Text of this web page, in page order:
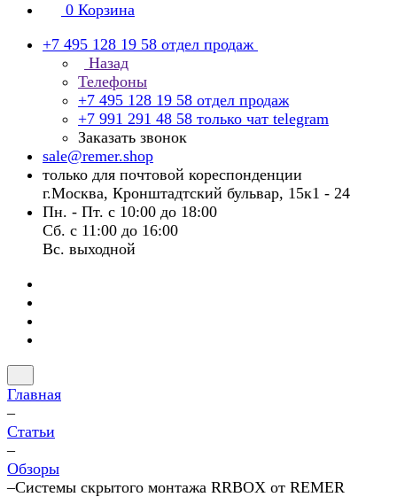
0 Корзина
+7 495 128 19 58 отдел продаж
Назад
Телефоны
+7 495 128 19 58 отдел продаж
+7 991 291 48 58 только чат telegram
Заказать звонок
sale@remer.shop
только для почтовой кореспонденции
г.Москва, Кронштадтский бульвар, 15к1 - 24
Пн. - Пт. с 10:00 до 18:00
Сб. с 11:00 до 16:00
Вс. выходной
Главная
–
Статьи
–
Обзоры
–Системы скрытого монтажа RRBOX от REMER